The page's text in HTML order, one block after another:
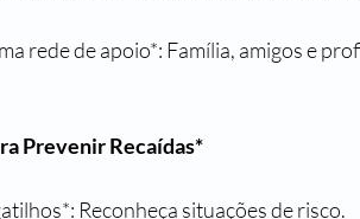
rede de apoio*: Família, amigos e
Prevenir Recaídas*
Reconheça situações de risco.